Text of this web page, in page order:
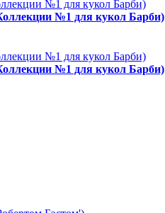
№1 для кукол Барби)
№1 для кукол Барби)